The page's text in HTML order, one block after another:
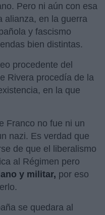
Pero ni aún con esa
alianza, en la guerra
y fascismo
bien distintas.
procedente del
Rivera procedía de la
en la que
Franco no fue ni un
nazi. Es verdad que
de que el liberalismo
al Régimen pero
y militar, por eso
se quedara al